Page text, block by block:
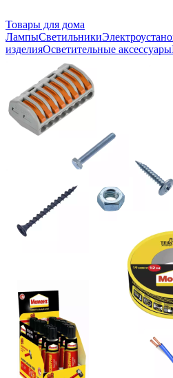
Товары для дома
ЛампыСветильники
изделияОсветительные аксессуары